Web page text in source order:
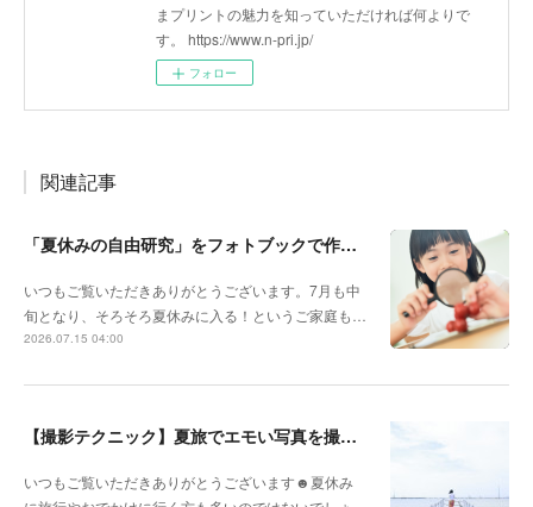
まプリントの魅力を知っていただければ何よりで
す。 https://www.n-pri.jp/
フォロー
関連記事
「夏休みの自由研究」をフォトブックで作ろう🔎
いつもご覧いただきありがとうございます。7月も中
旬となり、そろそろ夏休みに入る！というご家庭も…
2026.07.15 04:00
【撮影テクニック】夏旅でエモい写真を撮るポイント！
いつもご覧いただきありがとうございます☻夏休み